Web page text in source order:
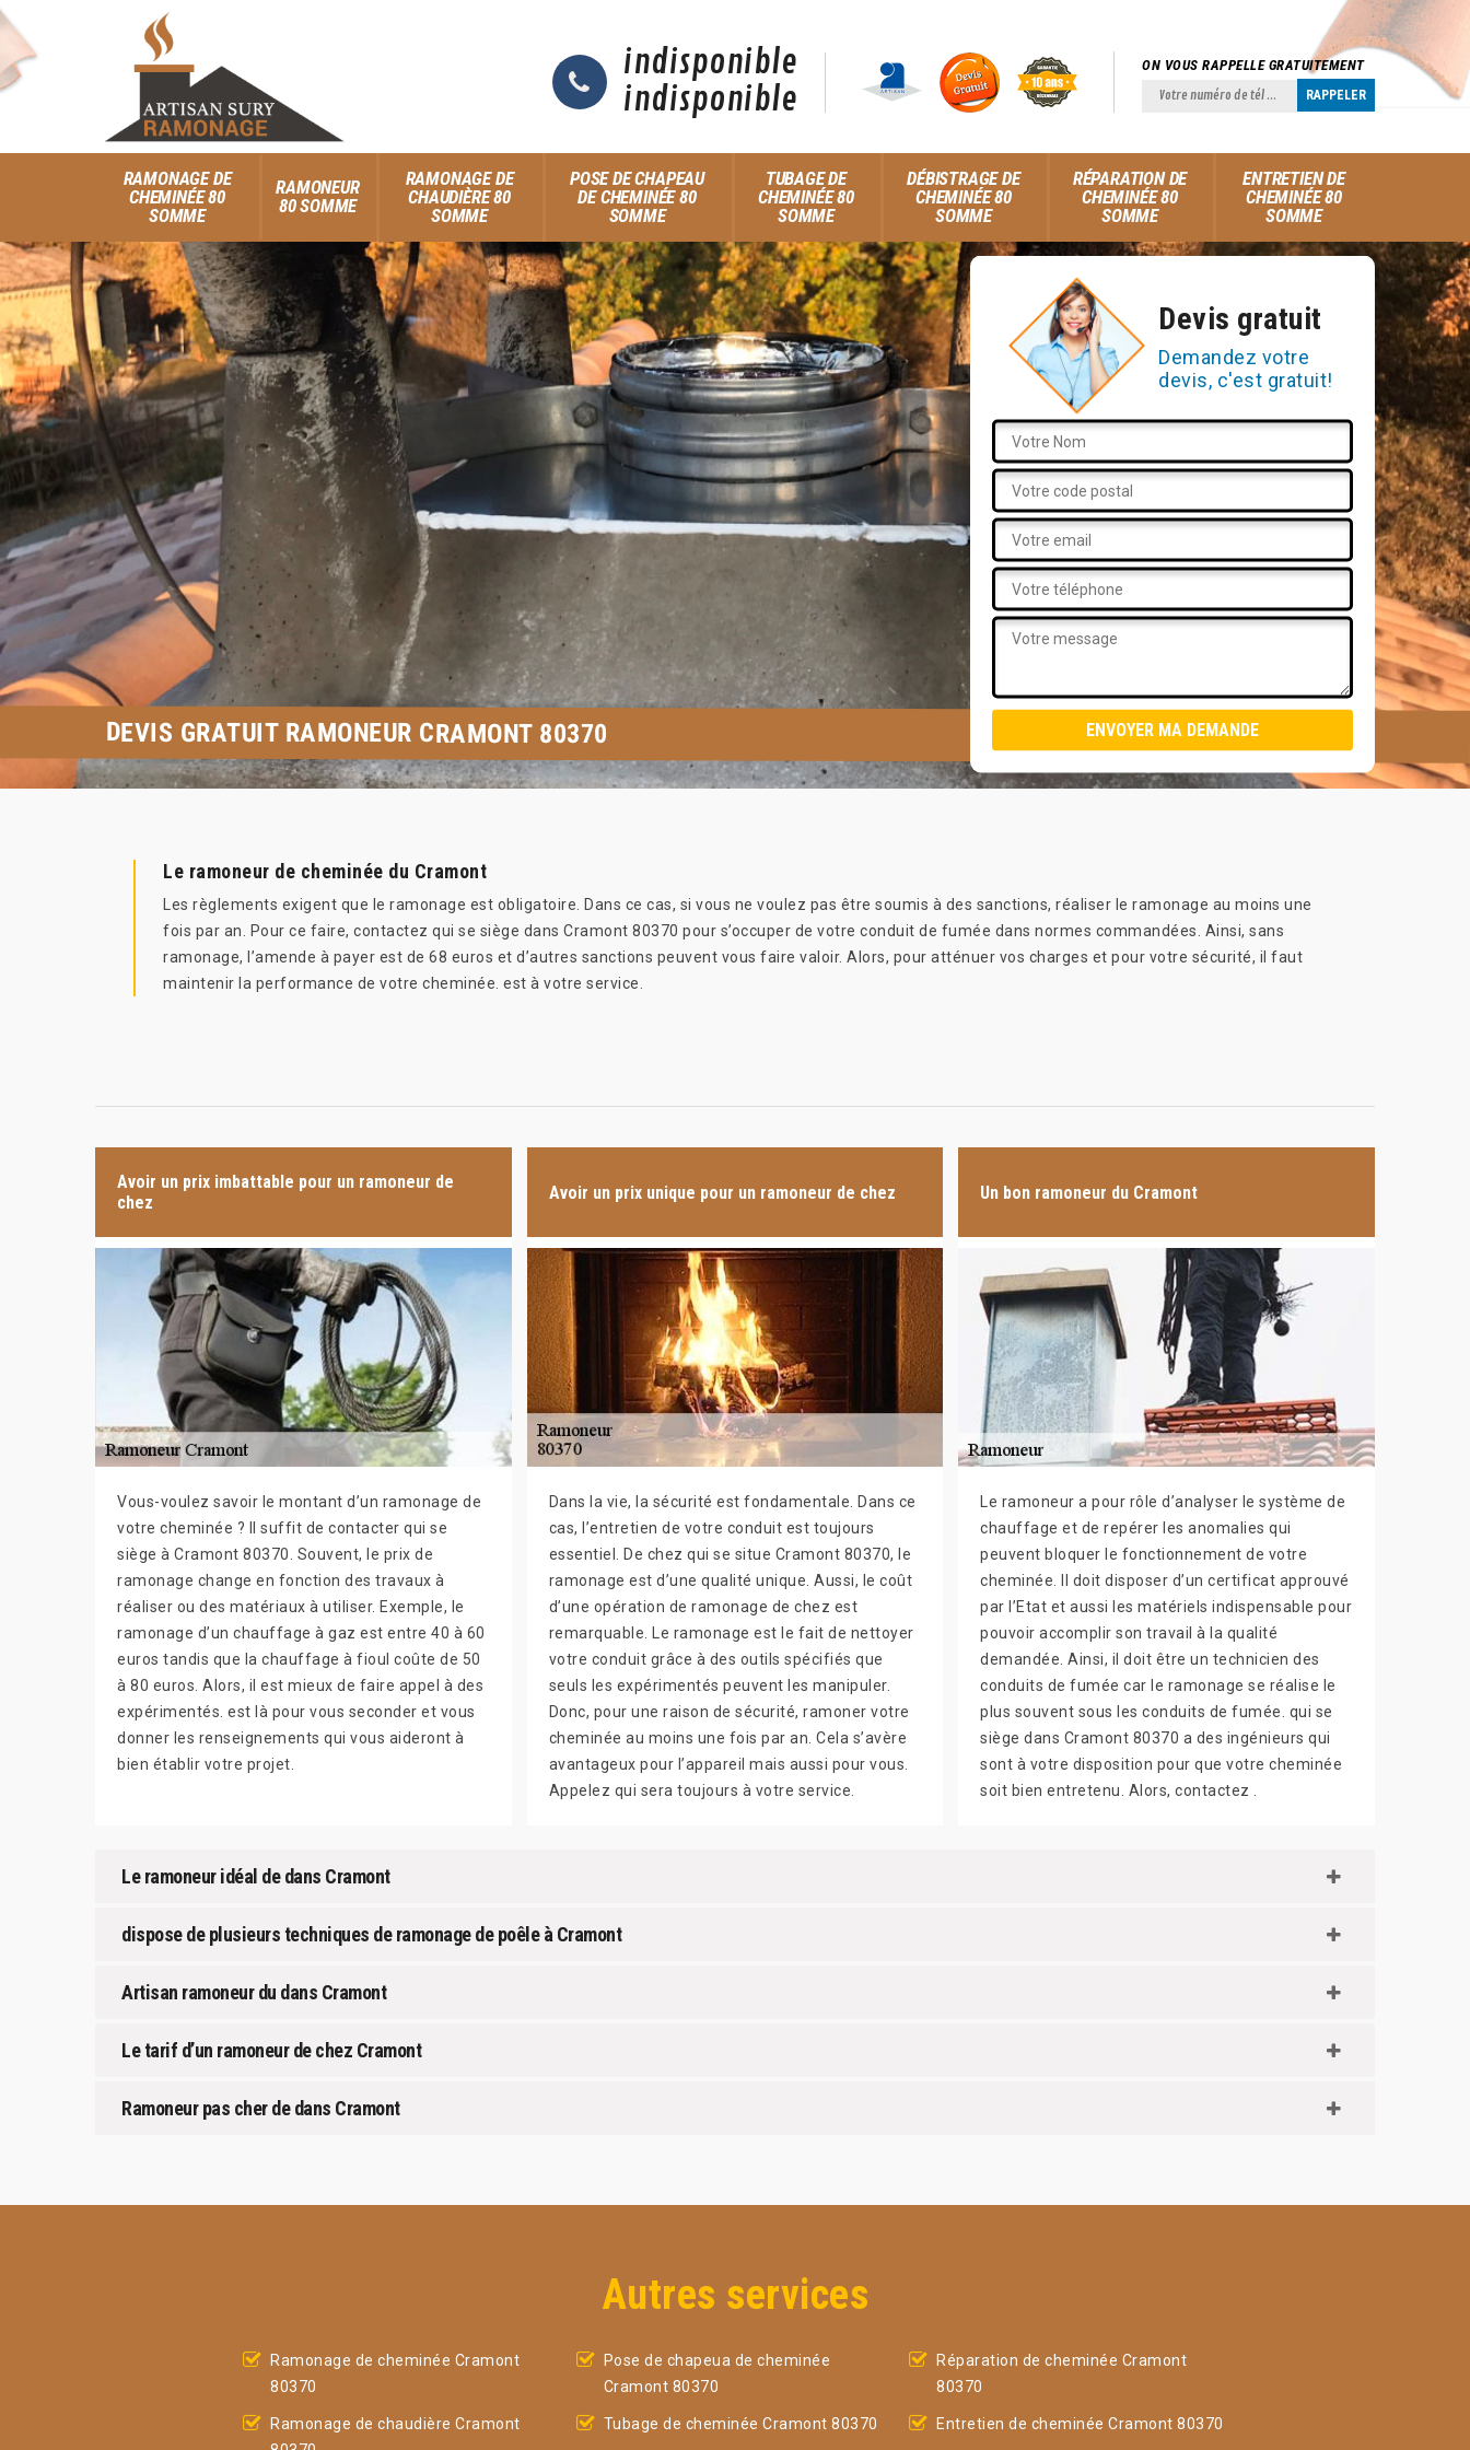
indisponible
indisponible
ON VOUS RAPPELLE GRATUITEMENT
RAMONAGE DE
CHEMINÉE 80
SOMME
RAMONEUR
80 SOMME
RAMONAGE DE
CHAUDIÈRE 80
SOMME
POSE DE CHAPEAU
DE CHEMINÉE 80
SOMME
TUBAGE DE
CHEMINÉE 80
SOMME
DÉBISTRAGE DE
CHEMINÉE 80
SOMME
RÉPARATION DE
CHEMINÉE 80
SOMME
ENTRETIEN DE
CHEMINÉE 80
SOMME
Devis gratuit
Demandez votre
devis, c'est gratuit!
DEVIS GRATUIT RAMONEUR CRAMONT 80370
Le ramoneur de cheminée du Cramont
Les règlements exigent que le ramonage est obligatoire. Dans ce cas, si vous ne voulez pas être soumis à des sanctions, réaliser le ramonage au moins une
fois par an. Pour ce faire, contactez qui se siège dans Cramont 80370 pour s’occuper de votre conduit de fumée dans normes commandées. Ainsi, sans
ramonage, l’amende à payer est de 68 euros et d’autres sanctions peuvent vous faire valoir. Alors, pour atténuer vos charges et pour votre sécurité, il faut
maintenir la performance de votre cheminée. est à votre service.
Avoir un prix imbattable pour un ramoneur de
chez
Vous-voulez savoir le montant d’un ramonage de
votre cheminée ? Il suffit de contacter qui se
siège à Cramont 80370. Souvent, le prix de
ramonage change en fonction des travaux à
réaliser ou des matériaux à utiliser. Exemple, le
ramonage d’un chauffage à gaz est entre 40 à 60
euros tandis que la chauffage à fioul coûte de 50
à 80 euros. Alors, il est mieux de faire appel à des
expérimentés. est là pour vous seconder et vous
donner les renseignements qui vous aideront à
bien établir votre projet.
Avoir un prix unique pour un ramoneur de chez
Dans la vie, la sécurité est fondamentale. Dans ce
cas, l’entretien de votre conduit est toujours
essentiel. De chez qui se situe Cramont 80370, le
ramonage est d’une qualité unique. Aussi, le coût
d’une opération de ramonage de chez est
remarquable. Le ramonage est le fait de nettoyer
votre conduit grâce à des outils spécifiés que
seuls les expérimentés peuvent les manipuler.
Donc, pour une raison de sécurité, ramoner votre
cheminée au moins une fois par an. Cela s’avère
avantageux pour l’appareil mais aussi pour vous.
Appelez qui sera toujours à votre service.
Un bon ramoneur du Cramont
Le ramoneur a pour rôle d’analyser le système de
chauffage et de repérer les anomalies qui
peuvent bloquer le fonctionnement de votre
cheminée. Il doit disposer d’un certificat approuvé
par l’Etat et aussi les matériels indispensable pour
pouvoir accomplir son travail à la qualité
demandée. Ainsi, il doit être un technicien des
conduits de fumée car le ramonage se réalise le
plus souvent sous les conduits de fumée. qui se
siège dans Cramont 80370 a des ingénieurs qui
sont à votre disposition pour que votre cheminée
soit bien entretenu. Alors, contactez .
Le ramoneur idéal de dans Cramont
dispose de plusieurs techniques de ramonage de poêle à Cramont
Artisan ramoneur du dans Cramont
Le tarif d’un ramoneur de chez Cramont
Ramoneur pas cher de dans Cramont
Autres services
Ramonage de cheminée Cramont
80370
Ramonage de chaudière Cramont
Pose de chapeua de cheminée
Cramont 80370
Tubage de cheminée Cramont 80370
Réparation de cheminée Cramont
80370
Entretien de cheminée Cramont 80370